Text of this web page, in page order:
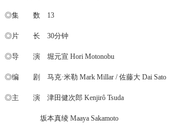
◎集 数 13
◎片 长 30分钟
◎导 演 堀元宣 Hori Motonobu
◎编 剧 马克·米勒 Mark Millar / 佐藤大 Dai Sato
◎主 演 津田健次郎 Kenjirô Tsuda
坂本真绫 Maaya Sakamoto